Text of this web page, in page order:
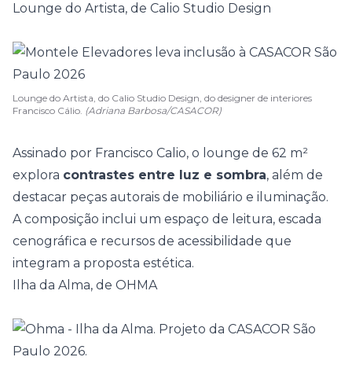
Lounge do Artista, de Calio Studio Design
Lounge do Artista, do Calio Studio Design, do designer de interiores
Francisco Cálio. (Adriana Barbosa/CASACOR)
Assinado por Francisco Calio, o lounge de 62 m²
explora contrastes entre luz e sombra, além de
destacar peças autorais de mobiliário e iluminação.
A composição inclui um espaço de leitura, escada
cenográfica e recursos de acessibilidade que
integram a proposta estética.
Ilha da Alma, de OHMA